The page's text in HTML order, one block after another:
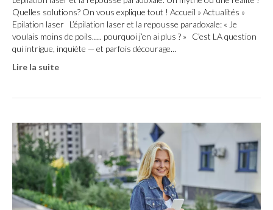
Quelles solutions? On vous explique tout ! Accueil » Actualités »
Epilation laser L’épilation laser et la repousse paradoxale: « Je
voulais moins de poils….. pourquoi j’en ai plus ? » C’est LA question
qui intrigue, inquiète — et parfois décourage…
Lire la suite